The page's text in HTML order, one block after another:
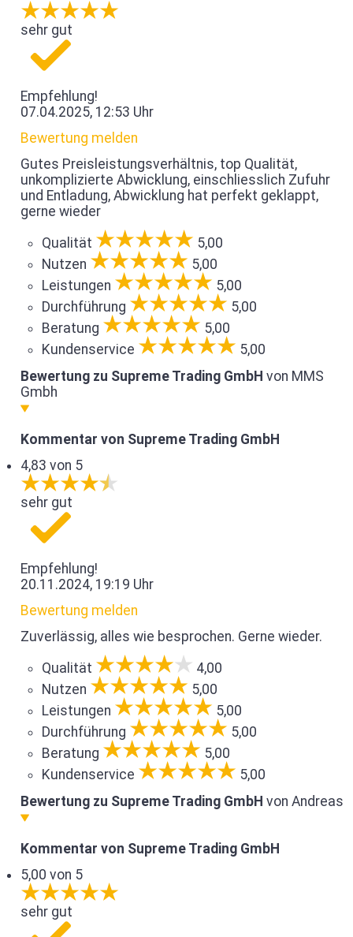
sehr gut
Empfehlung!
07.04.2025, 12:53 Uhr
Bewertung melden
Gutes Preisleistungsverhältnis, top Qualität,
unkomplizierte Abwicklung, einschliesslich Zufuhr
und Entladung, Abwicklung hat perfekt geklappt,
gerne wieder
Qualität
5,00
Nutzen
5,00
Leistungen
5,00
Durchführung
5,00
Beratung
5,00
Kundenservice
5,00
Bewertung zu Supreme Trading GmbH von MMS
Gmbh
Kommentar von Supreme Trading GmbH
4,83 von 5
sehr gut
Empfehlung!
20.11.2024, 19:19 Uhr
Bewertung melden
Zuverlässig, alles wie besprochen. Gerne wieder.
Qualität
4,00
Nutzen
5,00
Leistungen
5,00
Durchführung
5,00
Beratung
5,00
Kundenservice
5,00
Bewertung zu Supreme Trading GmbH von Andreas
Kommentar von Supreme Trading GmbH
5,00 von 5
sehr gut